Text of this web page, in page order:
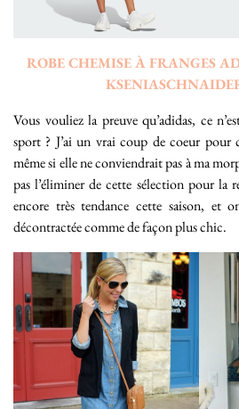
ROBE CHEMISE À FRANGES
Vous vouliez la preuve qu’adidas, ce
sport ? J’ai un vrai coup de coeur pour
même si elle ne conviendrait pas à ma
pas l’éliminer de cette sélection pour la
encore très tendance cette saison, et
décontractée comme de façon plus chic.